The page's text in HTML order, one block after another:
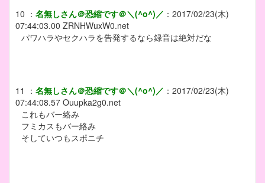
10 ： 名無しさん＠恐縮です＠＼(^o^)／ ： 2017/02/23(木)
07:44:03.00 ZRNHWuxW0.net
パワハラやセクハラを告発するなら録音は絶対だな
11 ： 名無しさん＠恐縮です＠＼(^o^)／ ： 2017/02/23(木)
07:44:08.57 Ouupka2g0.net
これもバー絡み
フミカスもバー絡み
そしていつもスポニチ